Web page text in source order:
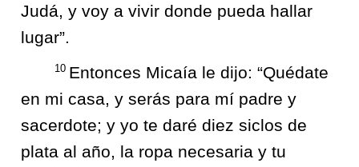
Judá, y voy a vivir donde pueda hallar
lugar”.
10 Entonces Micaía le dijo: “Quédate
en mi casa, y serás para mí padre y
sacerdote; y yo te daré diez siclos de
plata al año, la ropa necesaria y tu